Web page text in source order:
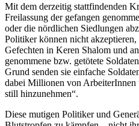
Mit dem derzeitig stattfindenden
Freilassung der gefangen
oder die nördlichen Siedlungen
Politiker können nicht akzeptieren,
Gefechten in Keren Shalom und
genommene bzw. getötete
Grund senden sie einfache
dabei Millionen von ArbeiterInnen
still hinzunehmen“.
Diese mutigen Politiker und